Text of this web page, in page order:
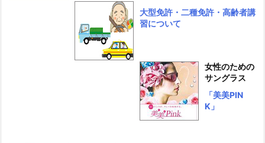
大型免許・二種免許・高齢者講
習について
女性のための
サングラス
「美美PIN
K」